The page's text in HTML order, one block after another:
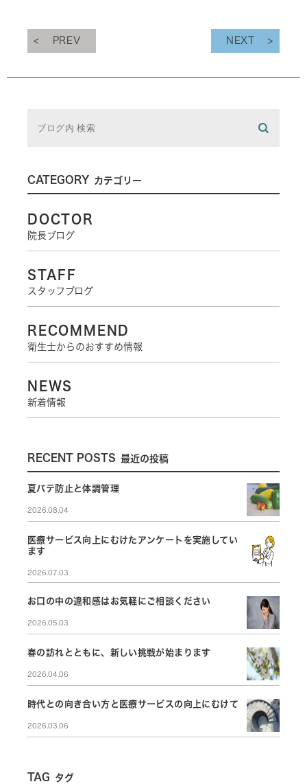
PREV NEXT
CATEGORY カテゴリー
DOCTOR
院長ブログ
STAFF
スタッフブログ
RECOMMEND
衛生士からのおすすめ情報
NEWS
新着情報
RECENT POSTS 最近の投稿
夏バテ防止と体調管理
2026.08.04
医療サービス向上にむけたアンケートを実施してい
ます
2026.07.03
お口の中の違和感はお気軽にご相談ください
2026.05.03
春の訪れとともに、新しい挑戦が始まります
2026.04.06
時代との向き合い方と医療サービスの向上にむけて
2026.03.06
TAG タグ